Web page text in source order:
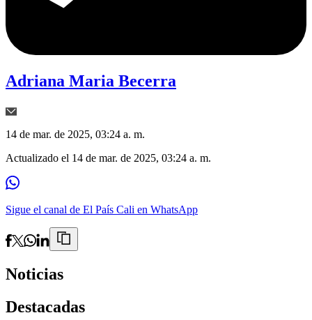
Adriana Maria Becerra
14 de mar. de 2025, 03:24 a. m.
Actualizado el 14 de mar. de 2025, 03:24 a. m.
Sigue el canal de El País Cali en WhatsApp
Noticias
Destacadas